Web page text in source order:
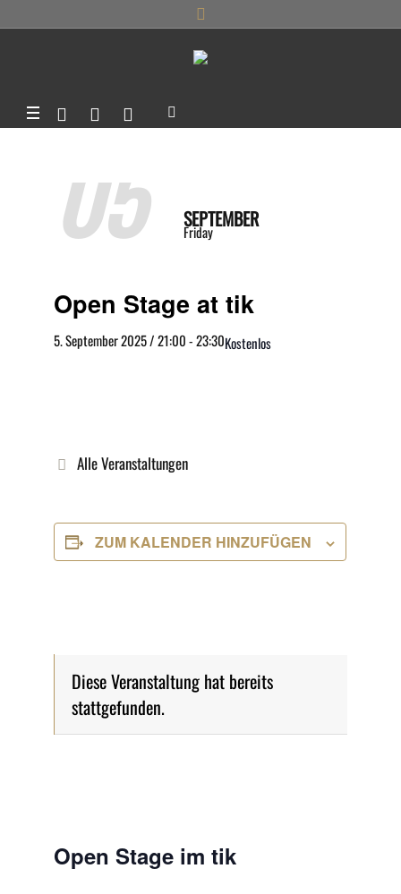
05 SEPTEMBER
Friday
Open Stage at tik
5. September 2025 / 21:00-23:30Kostenlos
Alle Veranstaltungen
ZUM KALENDER HINZUFÜGEN
Diese Veranstaltung hat bereits
stattgefunden.
Open Stage im tik